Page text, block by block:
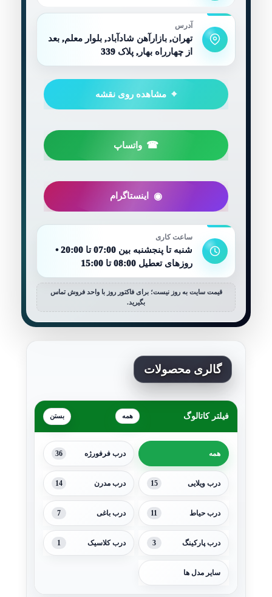
آدرس
تهران, بازارآهن شادآباد, بلوار معلم, بعد
از چهارراه بهار, پلاک 339
مشاهده روی نقشه
واتساپ
اینستاگرام
ساعت کاری
شنبه تا پنجشنبه بین 07:00 تا 20:00 •
روزهای تعطیل 08:00 تا 15:00
قیمت سایت به روز نیست؛ برای فاکتور روز با واحد فروش تماس
بگیرید.
گالری محصولات
فیلتر کاتالوگ همه
همه درب فرفورژه 36
درب ویلایی 15 درب مدرن 14
درب حیاط 11 درب باغی 7
درب پارکینگ 3 درب کلاسیک 1
سایر مدل ها